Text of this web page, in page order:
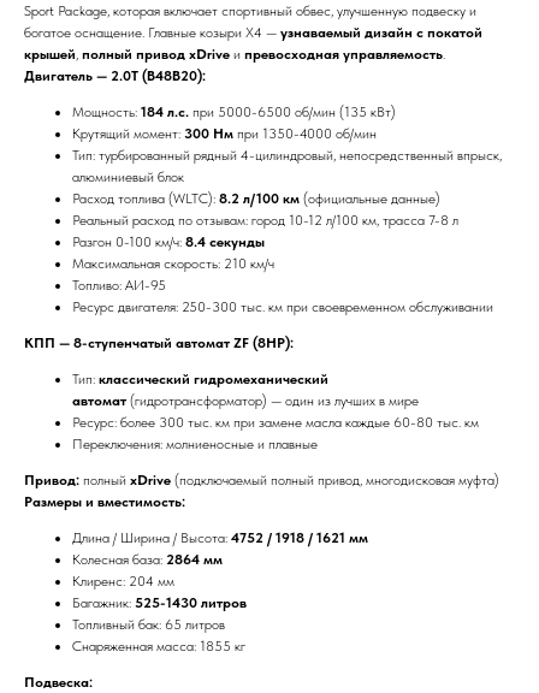
Sport Package, которая включает спортивный обвес, улучшенную подвеску и
богатое оснащение. Главные козыри X4 — узнаваемый дизайн с покатой
крышей, полный привод xDrive и превосходная управляемость.
Двигатель — 2.0T (B48B20):
Мощность: 184 л.с. при 5000-6500 об/мин (135 кВт)
Крутящий момент: 300 Нм при 1350-4000 об/мин
Тип: турбированный рядный 4-цилиндровый, непосредственный впрыск,
алюминиевый блок
Расход топлива (WLTC): 8.2 л/100 км (официальные данные)
Реальный расход по отзывам: город 10-12 л/100 км, трасса 7-8 л
Разгон 0-100 км/ч: 8.4 секунды
Максимальная скорость: 210 км/ч
Топливо: АИ-95
Ресурс двигателя: 250-300 тыс. км при своевременном обслуживании
КПП — 8-ступенчатый автомат ZF (8HP):
Тип: классический гидромеханический
автомат (гидротрансформатор) — один из лучших в мире
Ресурс: более 300 тыс. км при замене масла каждые 60-80 тыс. км
Переключения: молниеносные и плавные
Привод: полный xDrive (подключаемый полный привод, многодисковая муфта)
Размеры и вместимость:
Длина / Ширина / Высота: 4752 / 1918 / 1621 мм
Колесная база: 2864 мм
Клиренс: 204 мм
Багажник: 525-1430 литров
Топливный бак: 65 литров
Снаряженная масса: 1855 кг
Подвеска: